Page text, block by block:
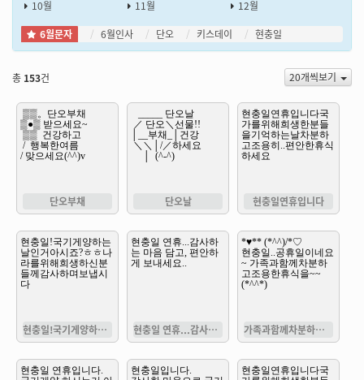
10월
11월
12월
6월문자
6월인사 단오 키스데이 현충일
총 153건 20개씩보기
단오부채 단오날 현충일연휴입니다
현충일!국기게양하는날인거아시죠? 현충일 연휴...감사하는 마음 담고, 가족과함께차분하고조용한휴식을